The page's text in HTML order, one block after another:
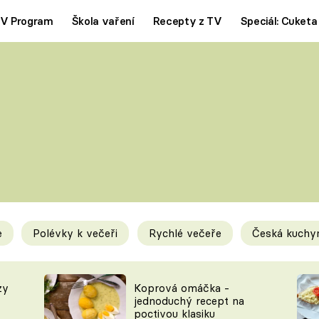
Program Škola vaření Recepty z TV Speciál: Cuketa
Tipy a triky
KAM ZA JÍDLEM
Polévky k večeři Rychlé večeře Česká
Koprová omáčka -
jednoduchý recept na
poctivou klasiku